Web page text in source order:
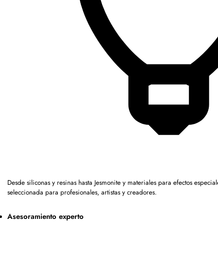
Desde siliconas y resinas hasta Jesmonite y materiales para efectos
seleccionada para profesionales, artistas y creadores.
Asesoramiento experto